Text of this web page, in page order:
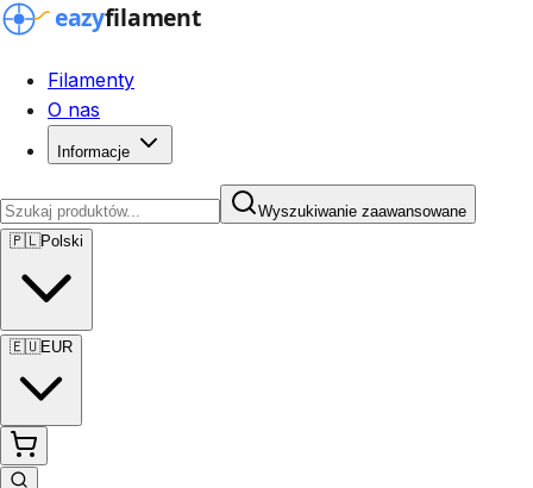
Filamenty
O nas
Informacje
Wyszukiwanie zaawansowane
🇵🇱Polski
🇪🇺EUR